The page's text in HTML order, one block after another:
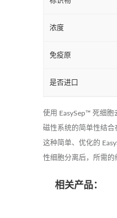
浓度
免疫原
是否进口
使用 EasySep™ 死细
磁性系统的简单性结合
这种简单、优化的
性细胞分离后，所需的
相关产品：